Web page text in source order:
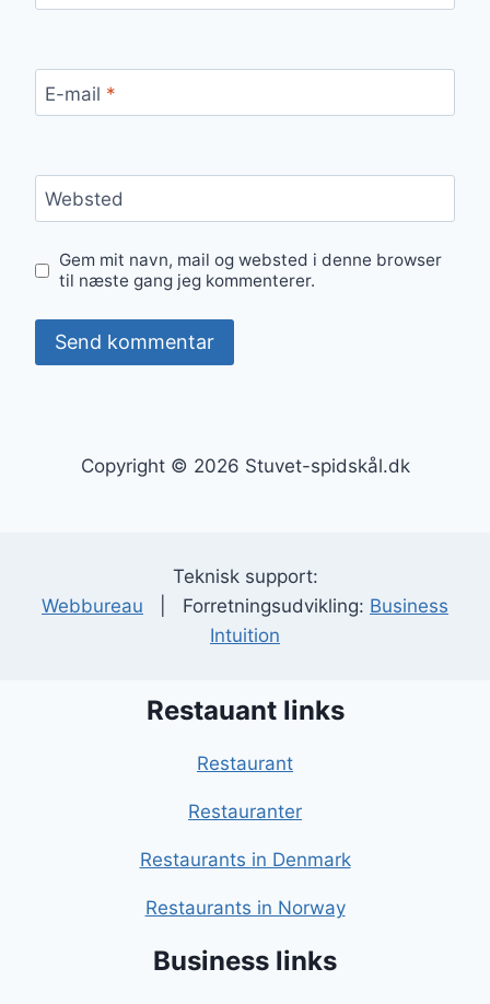
E-mail *
Websted
Gem mit navn, mail og websted i denne browser
til næste gang jeg kommenterer.
Copyright © 2026 Stuvet-spidskål.dk
Teknisk support:
Webbureau | Forretningsudvikling: Business
Intuition
Restauant links
Restaurant
Restauranter
Restaurants in Denmark
Restaurants in Norway
Business links